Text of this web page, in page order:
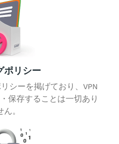
ポリシー
シーを掲げており、VPN
保存することは一切あり
。